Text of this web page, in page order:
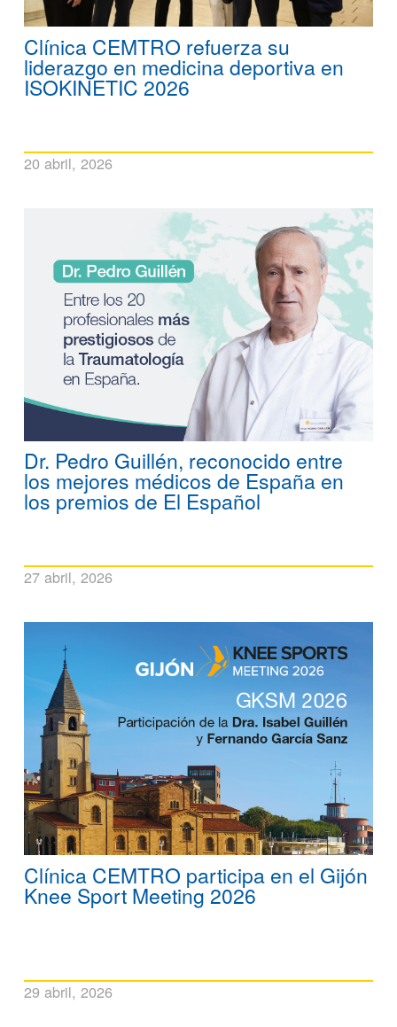
Clínica CEMTRO refuerza su
liderazgo en medicina deportiva en
ISOKINETIC 2026
20 abril, 2026
Dr. Pedro Guillén, reconocido entre
los mejores médicos de España en
los premios de El Español
27 abril, 2026
Clínica CEMTRO participa en el Gijón
Knee Sport Meeting 2026
29 abril, 2026